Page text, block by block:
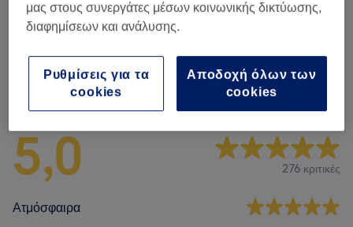
Classic Massages (4)
Αξιολογήσεις καταστήματος
5,0 276 κριτικές
Ατμόσφαιρα
μας στους συνεργάτες μέσων κοινωνικής δικτύωσης,
διαφημίσεων και ανάλυσης.
Αποδοχή όλων των
cookies
Ρυθμίσεις για τα
cookies